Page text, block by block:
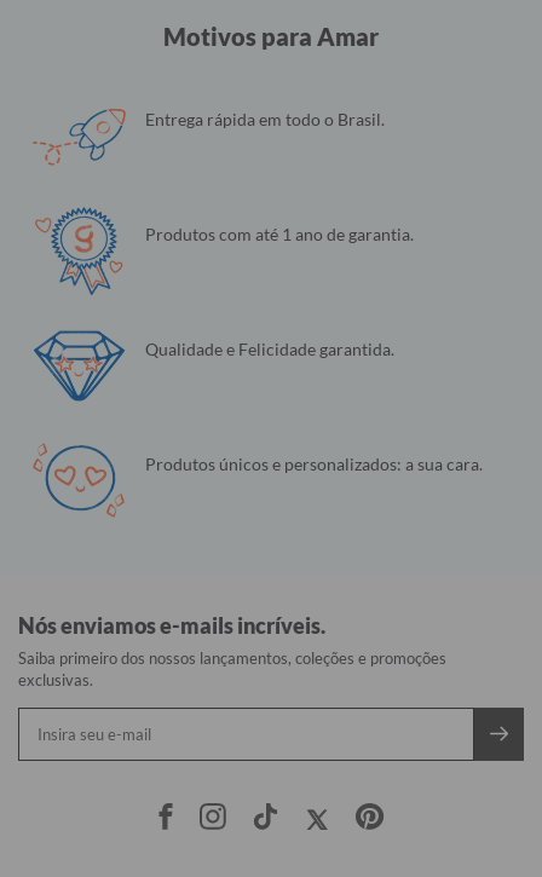
Motivos para Amar
Entrega rápida em todo o Brasil.
Produtos com até 1 ano de garantia.
Qualidade e Felicidade garantida.
Produtos únicos e personalizados: a sua cara.
Nós enviamos e-mails incríveis.
Saiba primeiro dos nossos lançamentos, coleções e promoções
exclusivas.